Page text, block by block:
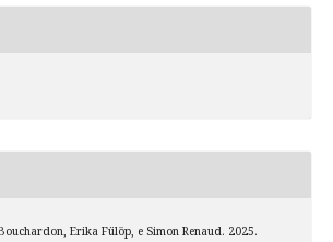
Erika Fülöp, e Simon Renaud. 2025.